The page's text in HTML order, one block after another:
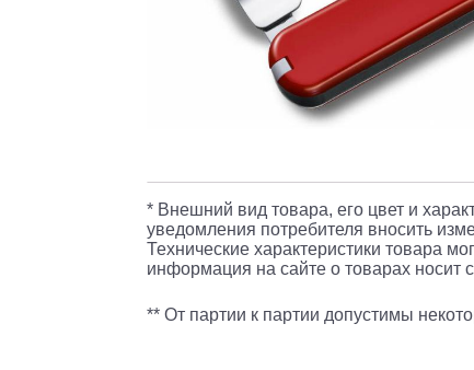
* Внешний вид товара, его цвет и
уведомления потребителя вносить
Технические характеристики товара
информация на сайте о товарах носит
** От партии к партии допустимы